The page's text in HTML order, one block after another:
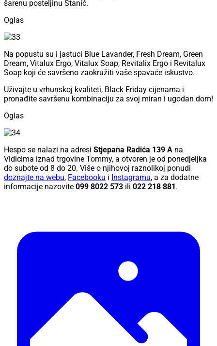
šarenu posteljinu Stanić.
Oglas
Na popustu su i jastuci Blue Lavander, Fresh Dream, Green
Dream, Vitalux Ergo, Vitalux Soap, Revitalix Ergo i Revitalux
Soap koji će savršeno zaokružiti vaše spavaće iskustvo.
Uživajte u vrhunskoj kvaliteti, Black Friday cijenama i
pronađite savršenu kombinaciju za svoj miran i ugodan dom!
Oglas
Hespo se nalazi na adresi Stjepana Radića 139 A na
Vidicima iznad trgovine Tommy, a otvoren je od ponedjeljka
do subote od 8 do 20. Više o njihovoj raznolikoj ponudi
doznajte na webu, Facebooku i Instagramu, a za dodatne
informacije nazovite 099 8022 573 ili 022 218 881 .